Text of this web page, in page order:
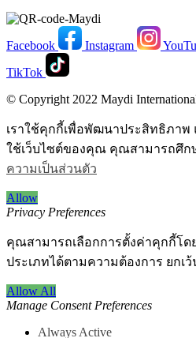
Facebook Instagram
TikTok
© Copyright 2022 Maydi
เราใช้คุกกี้เพื่อพัฒนาประสิทธิภา
ใช้เว็บไซต์ของคุณ คุณสามารถศึก
ความเป็นส่วนตัว
Allow
Privacy Preferences
คุณสามารถเลือกการตั้งค่าคุกกี้โด
ประเภทได้ตามความต้องการ ยกเ
Allow All
Manage Consent Preferences
Always Active